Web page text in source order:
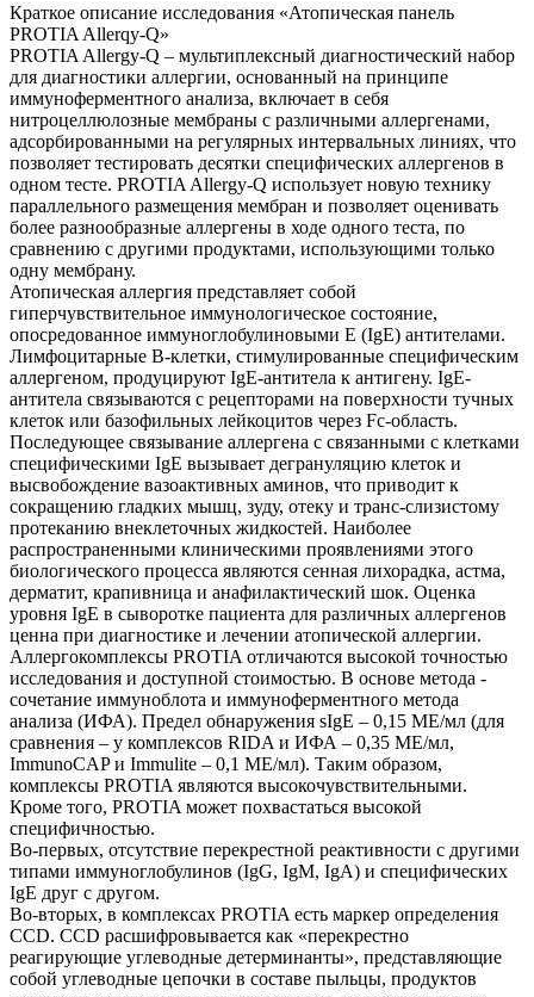
Краткое описание исследования «Атопическая панель
PROTIA Allerqy-Q»
PROTIA Allergy-Q – мультиплексный диагностический набор
для диагностики аллергии, основанный на принципе
иммуноферментного анализа, включает в себя
нитроцеллюлозные мембраны с различными аллергенами,
адсорбированными на регулярных интервальных линиях, что
позволяет тестировать десятки специфических аллергенов в
одном тесте. PROTIA Allergy-Q использует новую технику
параллельного размещения мембран и позволяет оценивать
более разнообразные аллергены в ходе одного теста, по
сравнению с другими продуктами, использующими только
одну мембрану.
Атопическая аллергия представляет собой
гиперчувствительное иммунологическое состояние,
опосредованное иммуноглобулиновыми E (IgE) антителами.
Лимфоцитарные В-клетки, стимулированные специфическим
аллергеном, продуцируют IgE-антитела к антигену. IgE-
антитела связываются с рецепторами на поверхности тучных
клеток или базофильных лейкоцитов через Fc-область.
Последующее связывание аллергена с связанными с клетками
специфическими IgE вызывает дегрануляцию клеток и
высвобождение вазоактивных аминов, что приводит к
сокращению гладких мышц, зуду, отеку и транс-слизистому
протеканию внеклеточных жидкостей. Наиболее
распространенными клиническими проявлениями этого
биологического процесса являются сенная лихорадка, астма,
дерматит, крапивница и анафилактический шок. Оценка
уровня IgE в сыворотке пациента для различных аллергенов
ценна при диагностике и лечении атопической аллергии.
Аллергокомплексы PROTIA отличаются высокой точностью
исследования и доступной стоимостью. В основе метода -
сочетание иммуноблота и иммуноферментного метода
анализа (ИФА). Предел обнаружения sIgE – 0,15 МЕ/мл (для
сравнения – у комплексов RIDA и ИФА – 0,35 МЕ/мл,
ImmunoCAP и Immulite – 0,1 МЕ/мл). Таким образом,
комплексы PROTIA являются высокочувствительными.
Кроме того, PROTIA может похвастаться высокой
специфичностью.
Во-первых, отсутствие перекрестной реактивности с другими
типами иммуноглобулинов (IgG, IgM, IgA) и специфических
IgE друг с другом.
Во-вторых, в комплексах PROTIA есть маркер определения
CCD. ССD расшифровывается как «перекрестно
реагирующие углеводные детерминанты», представляющие
собой углеводные цепочки в составе пыльцы, продуктов